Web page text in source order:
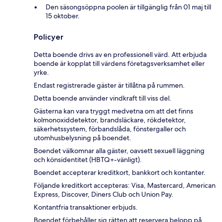
Den säsongsöppna poolen är tillgänglig från 01 maj till
15 oktober.
Policyer
Detta boende drivs av en professionell värd. Att erbjuda
boende är kopplat till värdens företagsverksamhet eller
yrke.
Endast registrerade gäster är tillåtna på rummen.
Detta boende använder vindkraft till viss del.
Gästerna kan vara tryggt medvetna om att det finns
kolmonoxiddetektor, brandsläckare, rökdetektor,
säkerhetssystem, förbandslåda, fönstergaller och
utomhusbelysning på boendet.
Boendet välkomnar alla gäster, oavsett sexuell läggning
och könsidentitet (HBTQ+-vänligt).
Boendet accepterar kreditkort, bankkort och kontanter.
Följande kreditkort accepteras: Visa, Mastercard, American
Express, Discover, Diners Club och Union Pay.
Kontantfria transaktioner erbjuds.
Boendet förbehåller sig rätten att reservera belopp på